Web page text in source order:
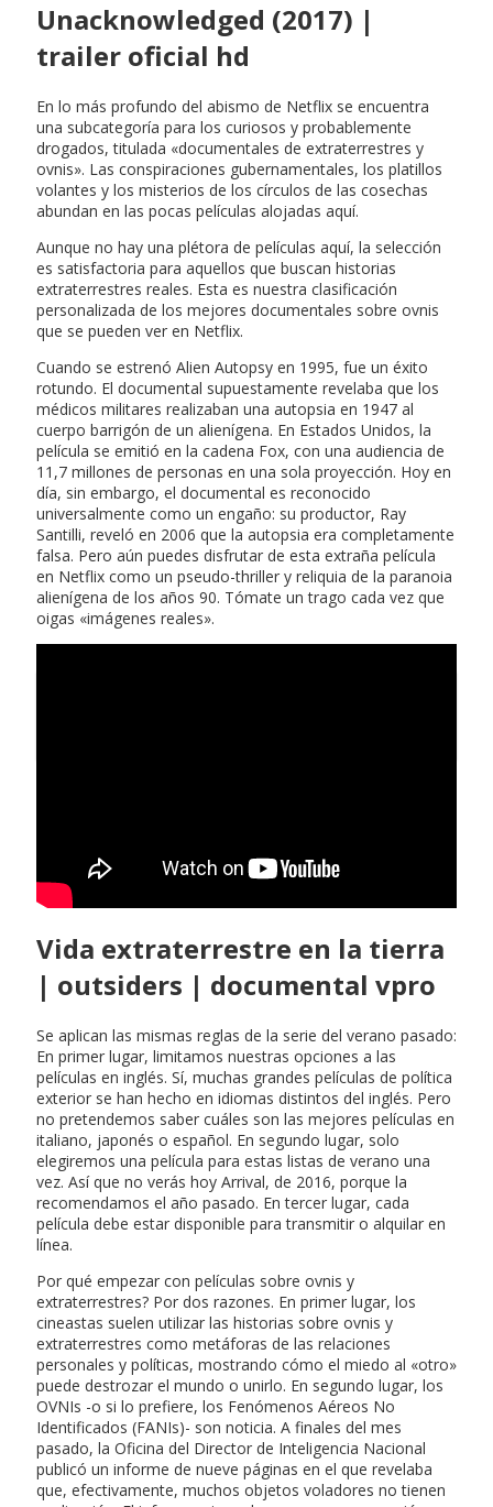
Unacknowledged (2017) |
trailer oficial hd
En lo más profundo del abismo de Netflix se encuentra
una subcategoría para los curiosos y probablemente
drogados, titulada «documentales de extraterrestres y
ovnis». Las conspiraciones gubernamentales, los platillos
volantes y los misterios de los círculos de las cosechas
abundan en las pocas películas alojadas aquí.
Aunque no hay una plétora de películas aquí, la selección
es satisfactoria para aquellos que buscan historias
extraterrestres reales. Esta es nuestra clasificación
personalizada de los mejores documentales sobre ovnis
que se pueden ver en Netflix.
Cuando se estrenó Alien Autopsy en 1995, fue un éxito
rotundo. El documental supuestamente revelaba que los
médicos militares realizaban una autopsia en 1947 al
cuerpo barrigón de un alienígena. En Estados Unidos, la
película se emitió en la cadena Fox, con una audiencia de
11,7 millones de personas en una sola proyección. Hoy en
día, sin embargo, el documental es reconocido
universalmente como un engaño: su productor, Ray
Santilli, reveló en 2006 que la autopsia era completamente
falsa. Pero aún puedes disfrutar de esta extraña película
en Netflix como un pseudo-thriller y reliquia de la paranoia
alienígena de los años 90. Tómate un trago cada vez que
oigas «imágenes reales».
Vida extraterrestre en la tierra
| outsiders | documental vpro
Se aplican las mismas reglas de la serie del verano pasado:
En primer lugar, limitamos nuestras opciones a las
películas en inglés. Sí, muchas grandes películas de política
exterior se han hecho en idiomas distintos del inglés. Pero
no pretendemos saber cuáles son las mejores películas en
italiano, japonés o español. En segundo lugar, solo
elegiremos una película para estas listas de verano una
vez. Así que no verás hoy Arrival, de 2016, porque la
recomendamos el año pasado. En tercer lugar, cada
película debe estar disponible para transmitir o alquilar en
línea.
Por qué empezar con películas sobre ovnis y
extraterrestres? Por dos razones. En primer lugar, los
cineastas suelen utilizar las historias sobre ovnis y
extraterrestres como metáforas de las relaciones
personales y políticas, mostrando cómo el miedo al «otro»
puede destrozar el mundo o unirlo. En segundo lugar, los
OVNIs -o si lo prefiere, los Fenómenos Aéreos No
Identificados (FANIs)- son noticia. A finales del mes
pasado, la Oficina del Director de Inteligencia Nacional
publicó un informe de nueve páginas en el que revelaba
que, efectivamente, muchos objetos voladores no tienen